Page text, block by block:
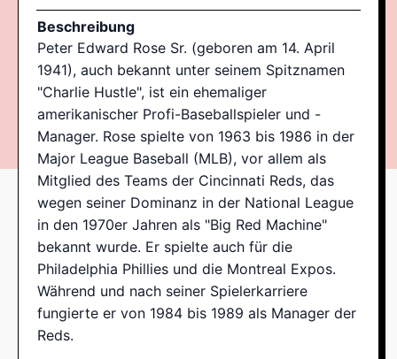
Beschreibung
Peter Edward Rose Sr. (geboren am 14. April
1941), auch bekannt unter seinem Spitznamen
"Charlie Hustle", ist ein ehemaliger
amerikanischer Profi-Baseballspieler und -
Manager. Rose spielte von 1963 bis 1986 in der
Major League Baseball (MLB), vor allem als
Mitglied des Teams der Cincinnati Reds, das
wegen seiner Dominanz in der National League
in den 1970er Jahren als "Big Red Machine"
bekannt wurde. Er spielte auch für die
Philadelphia Phillies und die Montreal Expos.
Während und nach seiner Spielerkarriere
fungierte er von 1984 bis 1989 als Manager der
Reds.